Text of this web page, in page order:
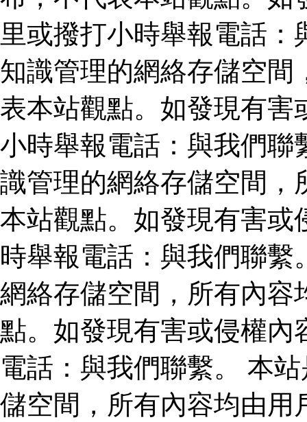
里或撥打小時舉報電話
知識管理的網絡存儲空間
表本站觀點。如發現有害
小時舉報電話：與我們聯
識管理的網絡存儲空間，
本站觀點。如發現有害或
時舉報電話：與我們聯
網絡存儲空間，所有內容
點。如發現有害或侵權內
電話：與我們聯繫。 本
儲空間，所有內容均由用